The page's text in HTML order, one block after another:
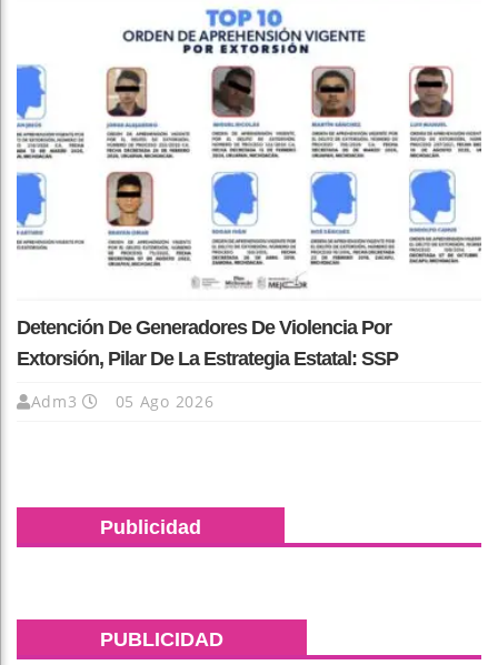
Detención De Generadores De Violencia Por
Extorsión, Pilar De La Estrategia Estatal: SSP
Adm3 05 Ago 2026
Publicidad
PUBLICIDAD